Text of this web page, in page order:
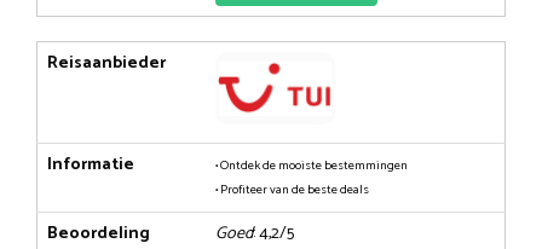
Reisaanbieder
Informatie
• Ontdek de mooiste bestemmingen
• Profiteer van de beste deals
Beoordeling Goed: 4,2/5